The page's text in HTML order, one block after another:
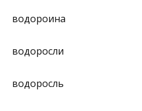
водороина
водоросли
водоросль